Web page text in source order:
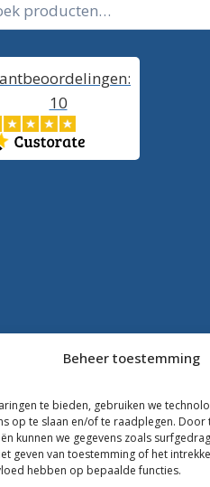
Beheer toestemming
te bieden, gebruiken we
op te slaan en/of te raadplegen.
kunnen we gegevens zoals
geven van toestemming of het
hebben op bepaalde functies.
10